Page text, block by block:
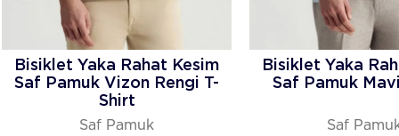
Bisiklet Yaka Rahat Kesim
Saf Pamuk Vizon Rengi T-
Shirt
Saf Pamuk
Bisiklet Yaka
Saf Pamuk
Saf